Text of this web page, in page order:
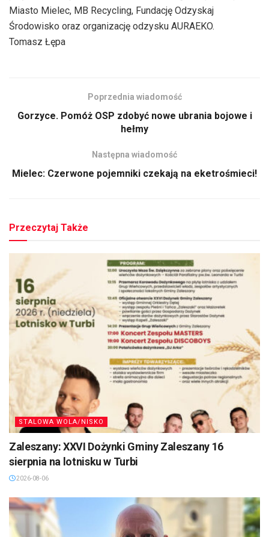
Miasto Mielec, MB Recycling, Fundację Odzyskaj
Środowisko oraz organizację odzysku AURAEKO.
Tomasz Łępa
Poprzednia wiadomość
Gorzyce. Pomóż OSP zdobyć nowe ubrania bojowe i
hełmy
Następna wiadomość
Mielec: Czerwone pojemniki czekają na eketrośmieci!
Przeczytaj Także
STALOWA WOLA/NISKO
Zaleszany: XXVI Dożynki Gminy Zaleszany 16
sierpnia na lotnisku w Turbi
2026-08-06